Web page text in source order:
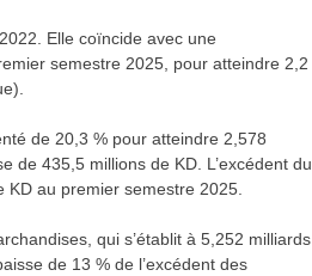
Elle coïncide avec une
semestre 2025, pour atteindre 2,2
de 20,3 % pour atteindre 2,578
de 435,5 millions de KD. L’excédent du
au premier semestre 2025.
qui s’établit à 5,252 milliards
de 13 % de l’excédent des